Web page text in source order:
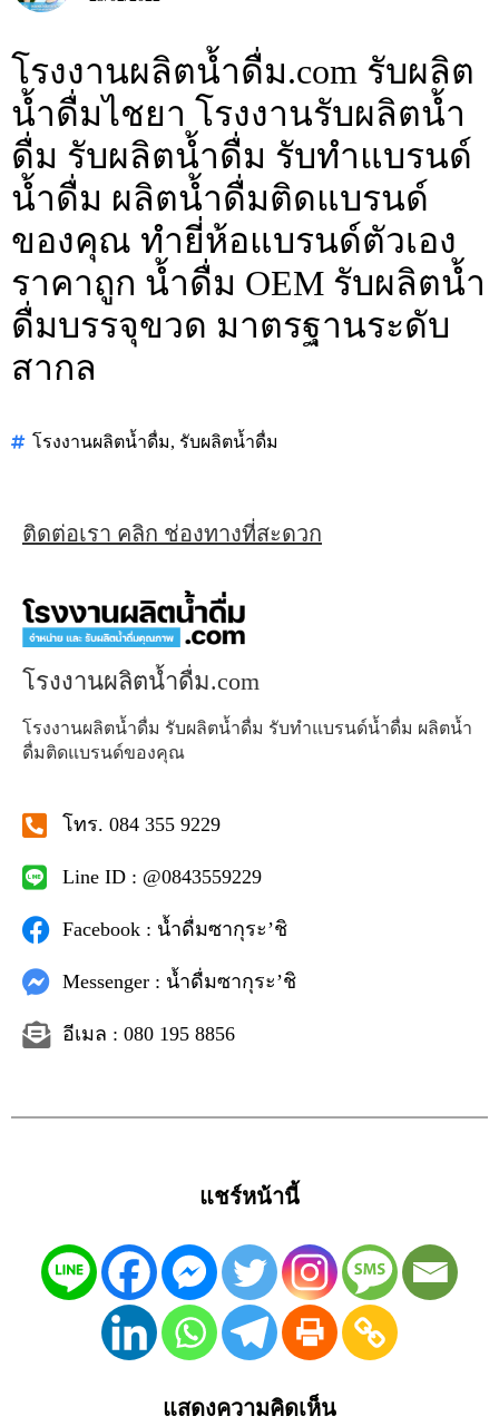
โรงงานผลิตน้ำดื่ม.com รับผลิต
น้ำดื่มไชยา โรงงานรับผลิตน้ำ
ดื่ม รับผลิตน้ำดื่ม รับทำแบรนด์
น้ำดื่ม ผลิตน้ำดื่มติดแบรนด์
ของคุณ ทำยี่ห้อแบรนด์ตัวเอง
ราคาถูก น้ำดื่ม OEM รับผลิตน้ำ
ดื่มบรรจุขวด มาตรฐานระดับ
สากล
โรงงานผลิตน้ำดื่ม, รับผลิตน้ำดื่ม
ติดต่อเรา คลิก ช่องทางที่สะดวก
โรงงานผลิตน้ำดื่ม.com
โรงงานผลิตน้ำดื่ม รับผลิตน้ำดื่ม รับทำแบรนด์น้ำดื่ม ผลิตน้ำ
ดื่มติดแบรนด์ของคุณ
โทร. 084 355 9229
Line ID : @0843559229
Facebook : น้ำดื่มซากุระ’ชิ
Messenger : น้ำดื่มซากุระ’ชิ
อีเมล : 080 195 8856
แชร์หน้านี้
แสดงความคิดเห็น